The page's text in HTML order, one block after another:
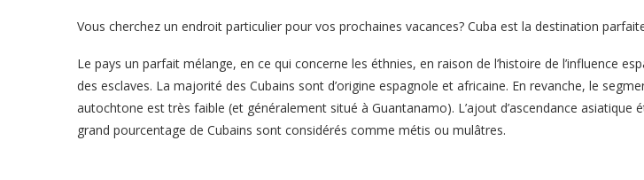
Vous cherchez un endroit particulier pour vos prochaines vacances? Cuba est la destination
Le pays un parfait mélange, en ce qui concerne les éthnies, en raison de l’histoire de l’influence
des esclaves. La majorité des Cubains sont d’origine espagnole et africaine. En revanche, le
autochtone est très faible (et généralement situé à Guantanamo). L’ajout d’ascendance asiatique
grand pourcentage de Cubains sont considérés comme métis ou mulâtres.